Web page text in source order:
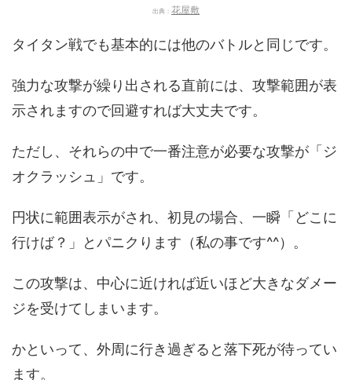
出典： 花屋敷
タイタン戦でも基本的には他のバトルと同じです。
強力な攻撃が繰り出される直前には、攻撃範囲が表
示されますので回避すれば大丈夫です。
ただし、それらの中で一番注意が必要な攻撃が「ジ
オクラッシュ」です。
円状に範囲表示がされ、初見の場合、一瞬「どこに
行けば？」とパニクります（私の事です^^）。
この攻撃は、中心に近ければ近いほど大きなダメー
ジを受けてしまいます。
かといって、外周に行き過ぎると落下死が待ってい
ます。